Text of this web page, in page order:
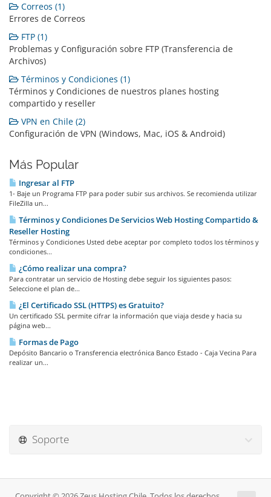
Correos (1)
Errores de Correos
FTP (1)
Problemas y Configuración sobre FTP (Transferencia de
Archivos)
Términos y Condiciones (1)
Términos y Condiciones de nuestros planes hosting
compartido y reseller
VPN en Chile (2)
Configuración de VPN (Windows, Mac, iOS & Android)
Más Popular
Ingresar al FTP
1- Baje un Programa FTP para poder subir sus archivos. Se recomienda utilizar
FileZilla un...
Términos y Condiciones De Servicios Web Hosting Compartido &
Reseller Hosting
Términos y Condiciones Usted debe aceptar por completo todos los términos y
condiciones...
¿Cómo realizar una compra?
Para contratar un servicio de Hosting debe seguir los siguientes pasos:
Seleccione el plan de...
¿El Certificado SSL (HTTPS) es Gratuito?
Un certificado SSL permite cifrar la información que viaja desde y hacia su
página web...
Formas de Pago
Depósito Bancario o Transferencia electrónica Banco Estado - Caja Vecina Para
realizar un...
Soporte